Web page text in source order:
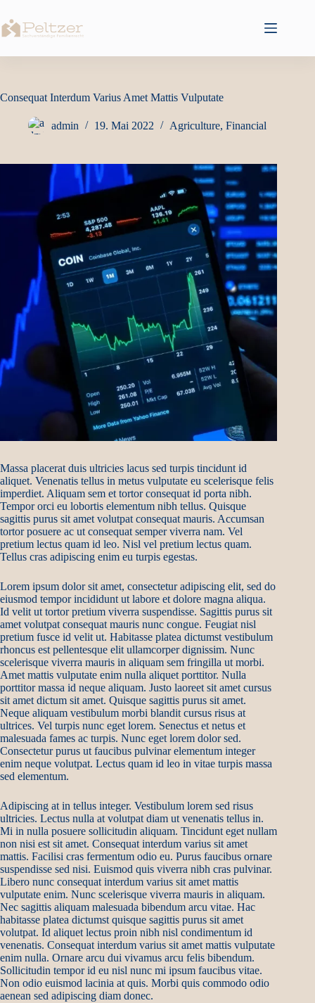
Inhalt
springen
Consequat Interdum Varius Amet Mattis Vulputate
admin 19. Mai 2022 Agriculture, Financial
Massa placerat duis ultricies lacus sed turpis tincidunt id
aliquet. Venenatis tellus in metus vulputate eu scelerisque felis
imperdiet. Aliquam sem et tortor consequat id porta nibh.
Tempor orci eu lobortis elementum nibh tellus. Quisque
sagittis purus sit amet volutpat consequat mauris. Accumsan
tortor posuere ac ut consequat semper viverra nam. Vel
pretium lectus quam id leo. Nisl vel pretium lectus quam.
Tellus cras adipiscing enim eu turpis egestas.
Lorem ipsum dolor sit amet, consectetur adipiscing elit, sed do
eiusmod tempor incididunt ut labore et dolore magna aliqua.
Id velit ut tortor pretium viverra suspendisse. Sagittis purus sit
amet volutpat consequat mauris nunc congue. Feugiat nisl
pretium fusce id velit ut. Habitasse platea dictumst vestibulum
rhoncus est pellentesque elit ullamcorper dignissim. Nunc
scelerisque viverra mauris in aliquam sem fringilla ut morbi.
Amet mattis vulputate enim nulla aliquet porttitor. Nulla
porttitor massa id neque aliquam. Justo laoreet sit amet cursus
sit amet dictum sit amet. Quisque sagittis purus sit amet.
Neque aliquam vestibulum morbi blandit cursus risus at
ultrices. Vel turpis nunc eget lorem. Senectus et netus et
malesuada fames ac turpis. Nunc eget lorem dolor sed.
Consectetur purus ut faucibus pulvinar elementum integer
enim neque volutpat. Lectus quam id leo in vitae turpis massa
sed elementum.
Adipiscing at in tellus integer. Vestibulum lorem sed risus
ultricies. Lectus nulla at volutpat diam ut venenatis tellus in.
Mi in nulla posuere sollicitudin aliquam. Tincidunt eget nullam
non nisi est sit amet. Consequat interdum varius sit amet
mattis. Facilisi cras fermentum odio eu. Purus faucibus ornare
suspendisse sed nisi. Euismod quis viverra nibh cras pulvinar.
Libero nunc consequat interdum varius sit amet mattis
vulputate enim. Nunc scelerisque viverra mauris in aliquam.
Nec sagittis aliquam malesuada bibendum arcu vitae. Hac
habitasse platea dictumst quisque sagittis purus sit amet
volutpat. Id aliquet lectus proin nibh nisl condimentum id
venenatis. Consequat interdum varius sit amet mattis vulputate
enim nulla. Ornare arcu dui vivamus arcu felis bibendum.
Sollicitudin tempor id eu nisl nunc mi ipsum faucibus vitae.
Non odio euismod lacinia at quis. Morbi quis commodo odio
aenean sed adipiscing diam donec.